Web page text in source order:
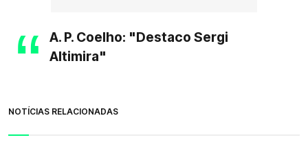
A. P. Coelho: "Destaco Sergi
Altimira"
NOTÍCIAS RELACIONADAS